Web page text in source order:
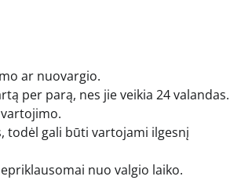
ar nuovargio.
per parą, nes jie veikia 24 valandas.
todėl gali būti vartojami ilgesnį
nuo valgio laiko.